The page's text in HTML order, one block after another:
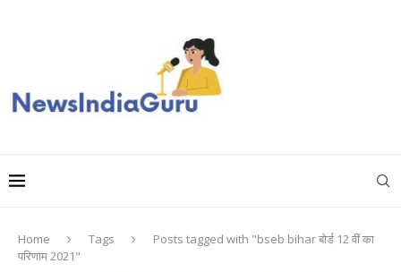
Home Tags
Posts tagged with "bseb bihar बोर्ड 12 वीं का
परिणाम 2021"